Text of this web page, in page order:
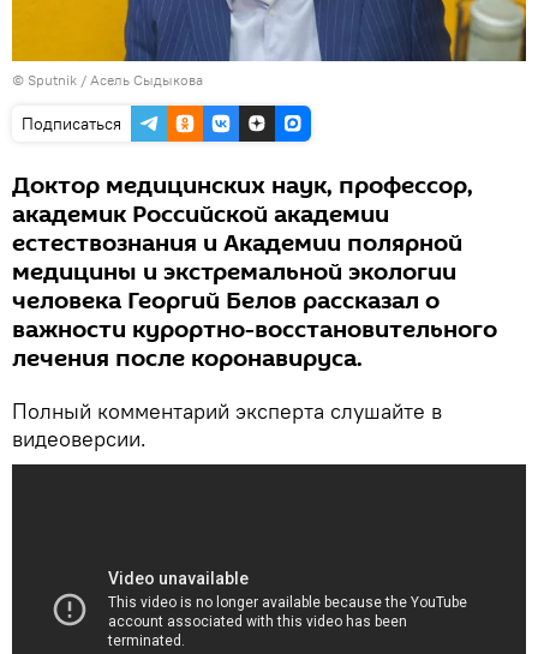
© Sputnik / Асель Сыдыкова
Подписаться
Доктор медицинских наук, профессор,
академик Российской академии
естествознания и Академии полярной
медицины и экстремальной экологии
человека Георгий Белов рассказал о
важности курортно-восстановительного
лечения после коронавируса.
Полный комментарий эксперта слушайте в
видеоверсии.